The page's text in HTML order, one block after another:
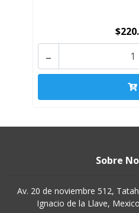
-
Sobre
Av. 20 de noviembre 512,
Ignacio de la Llave,